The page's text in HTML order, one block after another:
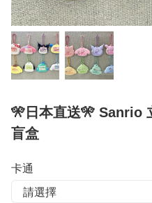
🎌日本直送🎌 Sanrio
盲盒
卡通